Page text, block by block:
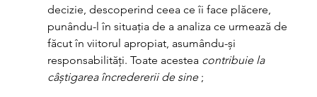
decizie, descoperind ceea ce îi face plăcere,
punându-l în situația de a analiza ce urmează de
făcut în viitorul apropiat, asumându-și
responsabilități. Toate acestea contribuie la
câștigarea încredererii de sine ;